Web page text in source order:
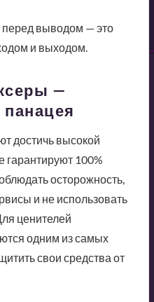
выводом — это
и выходом.
—
панацея
достичь высокой
гарантируют 100%
осторожность,
и не использовать
ценителей
одним из самых
свои средства от